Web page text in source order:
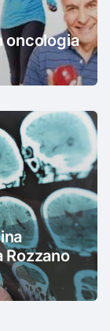
oncologia
Rozzano